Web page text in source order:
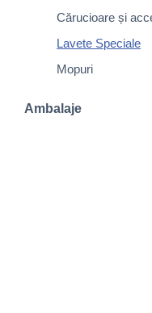
Cărucioare și
Lavete Speciale
Mopuri
Ambalaje